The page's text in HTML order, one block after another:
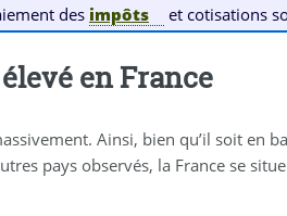
des impôts et cotisations
en France
Ainsi, bien qu’il soit en
pays observés, la France se